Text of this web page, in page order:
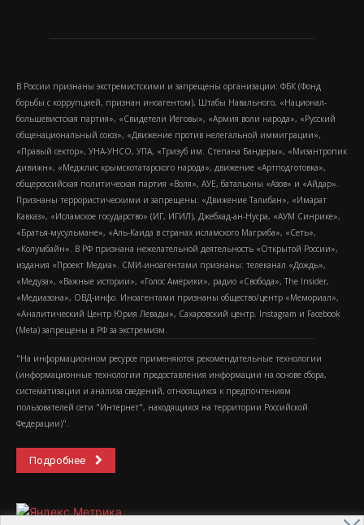
В России признаны экстремистскими и запрещены организации: ФБК (Фонд
борьбы с коррупцией, признан иноагентом), Штабы Навального, «Национал-
большевистская партия», «Свидетели Иеговы», «Армия воли народа», «Русский
общенациональный союз», «Движение против нелегальной иммиграции»,
«Правый сектор», УНА-УНСО, УПА, «Тризуб им. Степана Бандеры», «Мизантропик
дивижн», «Меджлис крымскотатарского народа», движение «Артподготовка»,
общероссийская политическая партия «Воля», АУЕ, батальоны «Азов» и «Айдар».
Признаны террористическими и запрещены: «Движение Талибан», «Имарат
Кавказ», «Исламское государство» (ИГ, ИГИЛ), Джебхад-ан-Нусра, «АУМ Синрике»,
«Братья-мусульмане», «Аль-Каида в странах исламского Магриба», «Сеть»,
«Колумбайн». В РФ признана нежелательной деятельность «Открытой России»,
издания «Проект Медиа». СМИ-иноагентами признаны: телеканал «Дождь»,
«Медуза», «Важные истории», «Голос Америки», радио «Свобода», The Insider,
«Медиазона», ОВД-инфо. Иноагентами признаны общество/центр «Мемориал»,
«Аналитический Центр Юрия Левады», Сахаровский центр. Instagram и Facebook
(Metа) запрещены в РФ за экстремизм.
"На информационном ресурсе применяются рекомендательные технологии
(информационные технологии предоставления информации на основе сбора,
систематизации и анализа сведений, относящихся к предпочтениям
пользователей сети "Интернет", находящихся на территории Российской
Федерации)".
Подробнее